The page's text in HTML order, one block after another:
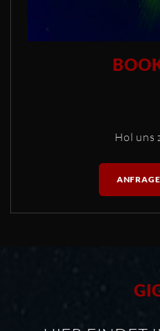
Hol uns